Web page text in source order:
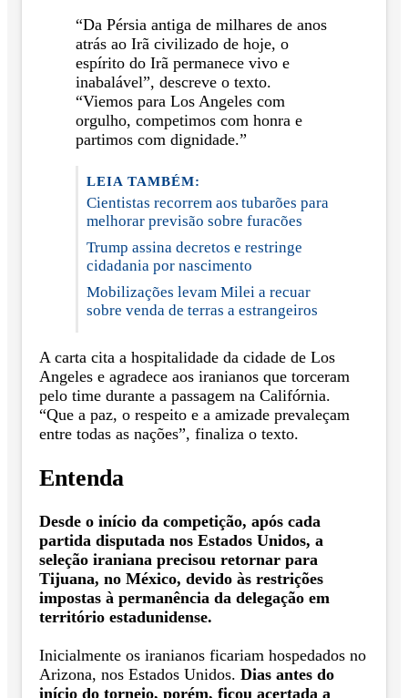
“Da Pérsia antiga de milhares de anos
atrás ao Irã civilizado de hoje, o
espírito do Irã permanece vivo e
inabalável”, descreve o texto.
“Viemos para Los Angeles com
orgulho, competimos com honra e
partimos com dignidade.”
LEIA TAMBÉM:
Cientistas recorrem aos tubarões para
melhorar previsão sobre furacões
Trump assina decretos e restringe
cidadania por nascimento
Mobilizações levam Milei a recuar
sobre venda de terras a estrangeiros
A carta cita a hospitalidade da cidade de Los
Angeles e agradece aos iranianos que torceram
pelo time durante a passagem na Califórnia.
“Que a paz, o respeito e a amizade prevaleçam
entre todas as nações”, finaliza o texto.
Entenda
Desde o início da competição, após cada
partida disputada nos Estados Unidos, a
seleção iraniana precisou retornar para
Tijuana, no México, devido às restrições
impostas à permanência da delegação em
território estadunidense.
Inicialmente os iranianos ficariam hospedados no
Arizona, nos Estados Unidos. Dias antes do
início do torneio, porém, ficou acertada a